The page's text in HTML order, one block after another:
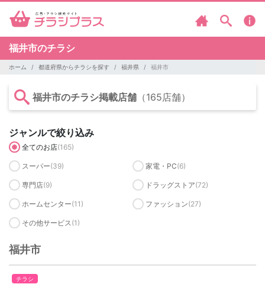
福井市のチラシ
ホーム 都道府県からチラシを探す 福井県 福井市
福井市のチラシ掲載店舗 （165店舗）
ジャンルで絞り込み
全てのお店(165)
スーパー(39) 家電・PC(6)
専門店(9) ドラッグストア(72)
ホームセンター(11) ファッション(27)
その他サービス (1)
福井市
チラシ